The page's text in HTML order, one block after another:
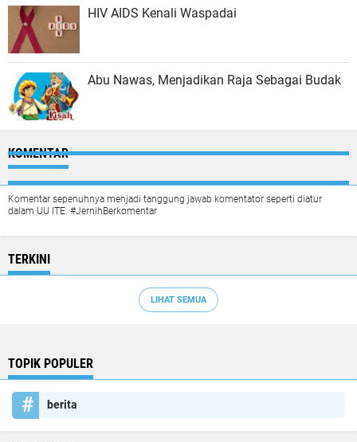
HIV AIDS Kenali Waspadai
Abu Nawas, Menjadikan Raja Sebagai Budak
KOMENTAR
Komentar sepenuhnya menjadi tanggung jawab komentator seperti diatur
dalam UU ITE. #JernihBerkomentar
TERKINI
LIHAT SEMUA
TOPIK POPULER
berita